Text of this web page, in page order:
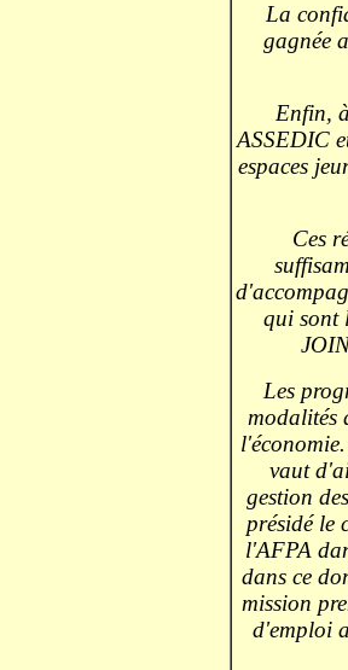
La
gagnée
Enfin,
ASSEDIC
espaces
Ces
qui sont
Les
modalités
vaut
gestion
présidé le
l'AFPA
dans ce
mission
d'emploi